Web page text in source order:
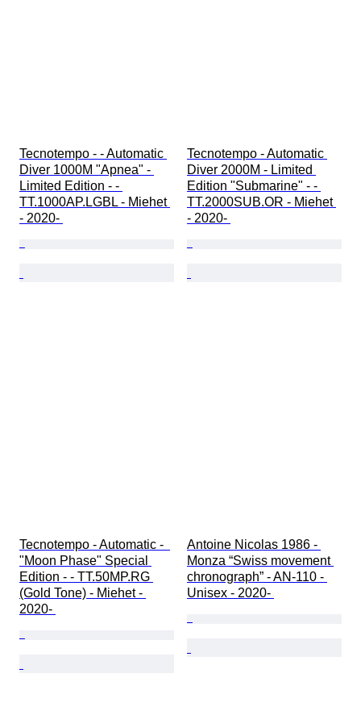
Tecnotempo - - Automatic
Diver 1000M "Apnea" -
Limited Edition - -
TT.1000AP.LGBL - Miehet
- 2020-
Tecnotempo - Automatic
Diver 2000M - Limited
Edition "Submarine" - -
TT.2000SUB.OR - Miehet
- 2020-
Tecnotempo - Automatic -
"Moon Phase" Special
Edition - - TT.50MP.RG
(Gold Tone) - Miehet -
2020-
Antoine Nicolas 1986 -
Monza “Swiss movement
chronograph” - AN-110 -
Unisex - 2020-